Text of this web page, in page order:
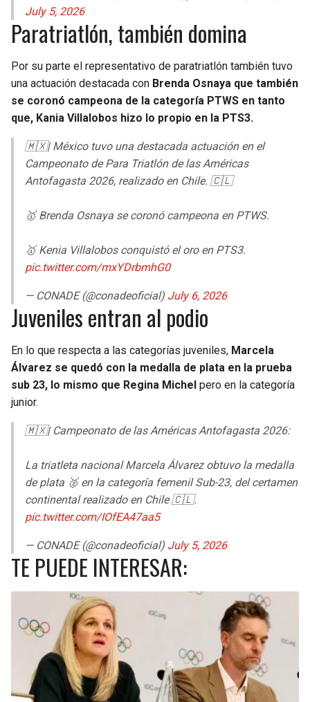
July 5, 2026
Paratriatlón, también domina
Por su parte el representativo de paratriatlón también tuvo
una actuación destacada con Brenda Osnaya que también
se coronó campeona de la categoría PTWS en tanto
que, Kania Villalobos hizo lo propio en la PTS3.
🇲🇽| México tuvo una destacada actuación en el
Campeonato de Para Triatlón de las Américas
Antofagasta 2026, realizado en Chile. 🇨🇱
🥇 Brenda Osnaya se coronó campeona en PTWS.
🥇 Kenia Villalobos conquistó el oro en PTS3.
pic.twitter.com/mxYDrbmhG0
— CONADE (@conadeoficial) July 6, 2026
Juveniles entran al podio
En lo que respecta a las categorías juveniles, Marcela
Álvarez se quedó con la medalla de plata en la prueba
sub 23, lo mismo que Regina Michel pero en la categoría
junior.
🇲🇽| Campeonato de las Américas Antofagasta 2026:
La triatleta nacional Marcela Álvarez obtuvo la medalla
de plata 🥈 en la categoría femenil Sub-23, del certamen
continental realizado en Chile 🇨🇱.
pic.twitter.com/IOfEA47aa5
— CONADE (@conadeoficial) July 5, 2026
TE PUEDE INTERESAR: